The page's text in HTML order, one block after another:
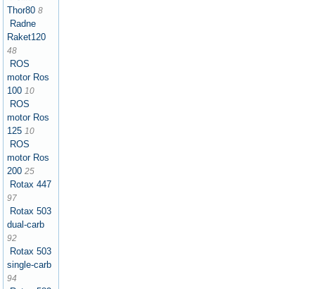
Thor80 8
Radne
Raket120
48
ROS
motor Ros
100 10
ROS
motor Ros
125 10
ROS
motor Ros
200 25
Rotax 447
97
Rotax 503
dual-carb
92
Rotax 503
single-carb
94